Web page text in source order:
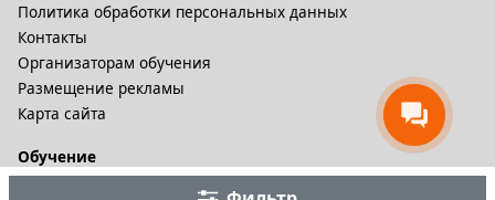
Политика обработки персональных данных
Контакты
Организаторам обучения
Размещение рекламы
Карта сайта
Обучение